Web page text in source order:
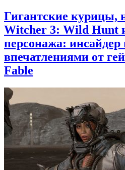
Гигантские курицы,
Witcher 3: Wild Hunt
персонажа: инсайдер
впечатлениями от
Fable